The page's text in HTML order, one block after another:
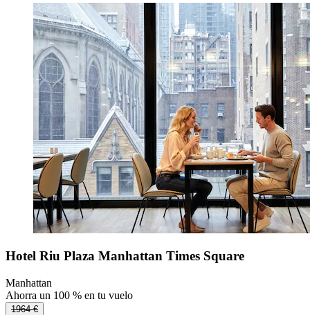
Hotel Riu Plaza Manhattan Times Square
Manhattan
Ahorra un 100 % en tu vuelo
1964 €